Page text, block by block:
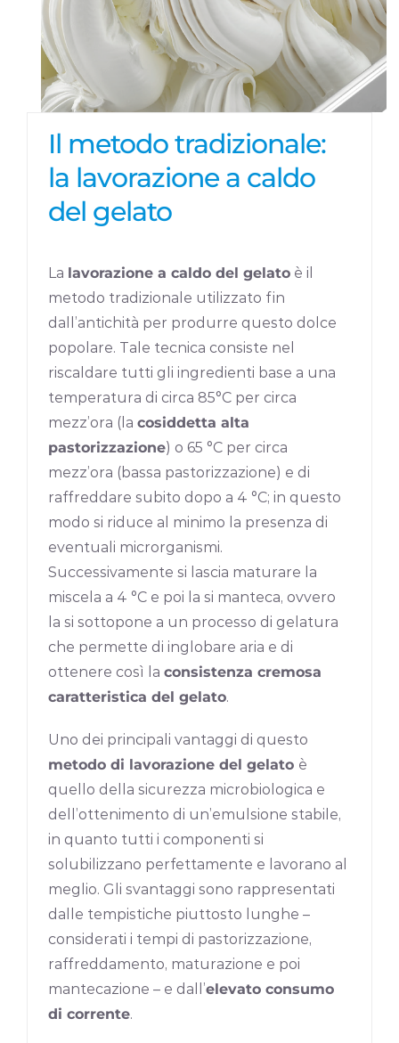
Il metodo tradizionale:
la lavorazione a caldo
del gelato
La lavorazione a caldo del gelato è il
metodo tradizionale utilizzato fin
dall’antichità per produrre questo dolce
popolare. Tale tecnica consiste nel
riscaldare tutti gli ingredienti base a una
temperatura di circa 85°C per circa
mezz’ora (lacosiddetta alta
pastorizzazione) o 65 °C per circa
mezz’ora (bassa pastorizzazione) e di
raffreddare subito dopo a 4 °C; in questo
modo si riduce al minimo la presenza di
eventuali microrganismi.
Successivamente si lascia maturare la
miscela a 4 °C e poi la si manteca, ovvero
la si sottopone a un processo di gelatura
che permette di inglobare aria e di
ottenere così laconsistenza cremosa
caratteristica del gelato.
Uno dei principali vantaggi di questo
metodo di lavorazione del gelato è
quello della sicurezza microbiologica e
dell’ottenimento di un’emulsione stabile,
in quanto tutti i componenti si
solubilizzano perfettamente e lavorano al
meglio. Gli svantaggi sono rappresentati
dalle tempistiche piuttosto lunghe –
considerati i tempi di pastorizzazione,
raffreddamento, maturazione e poi
mantecazione – e dall’elevato consumo
di corrente.